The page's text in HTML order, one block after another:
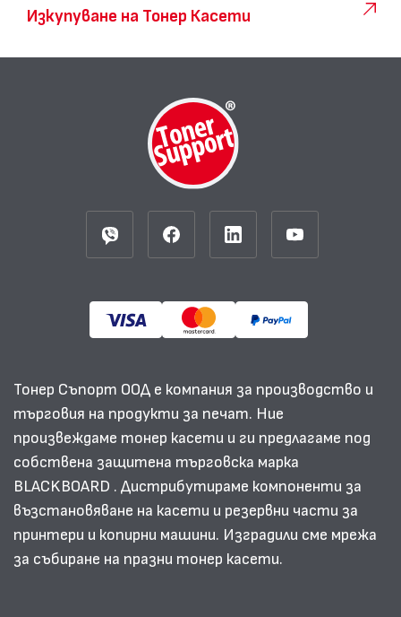
Изкупуване на Тонер Касети
Тонер Съпорт ООД е компания за производство и
търговия на продукти за печат. Ние
произвеждаме тонер касети и ги предлагаме под
собствена защитена търговска марка
BLACKBOARD . Дистрибутираме компоненти за
възстановяване на касети и резервни части за
принтери и копирни машини. Изградили сме мрежа
за събиране на празни тонер касети.